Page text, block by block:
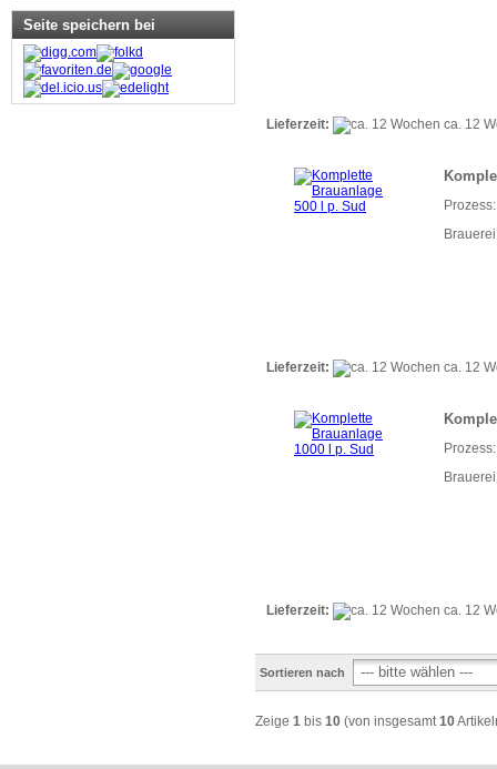
Lieferzeit: ca. 12
Lieferzeit: ca. 12
Lieferzeit: ca. 12
Sortieren nach
Zeige 1 bis 10 (von insgesamt 10
Seite speichern bei